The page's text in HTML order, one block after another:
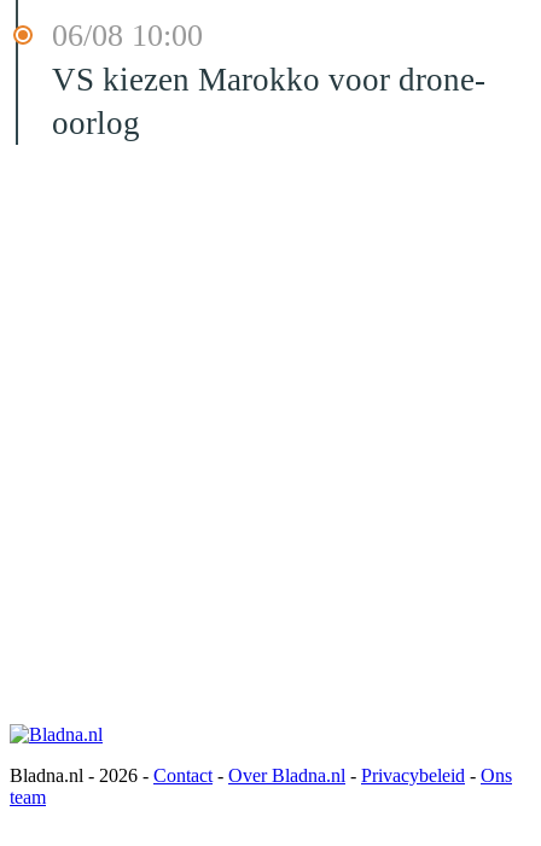
06/08 10:00
VS kiezen Marokko voor drone-
oorlog
Bladna.nl - 2026 - Contact - Over Bladna.nl - Privacybeleid - Ons
team